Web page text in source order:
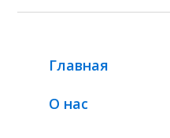
Главная
О нас